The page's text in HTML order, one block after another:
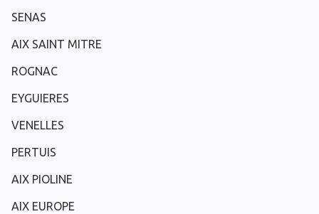
SENAS
AIX SAINT MITRE
ROGNAC
EYGUIERES
VENELLES
PERTUIS
AIX PIOLINE
AIX EUROPE